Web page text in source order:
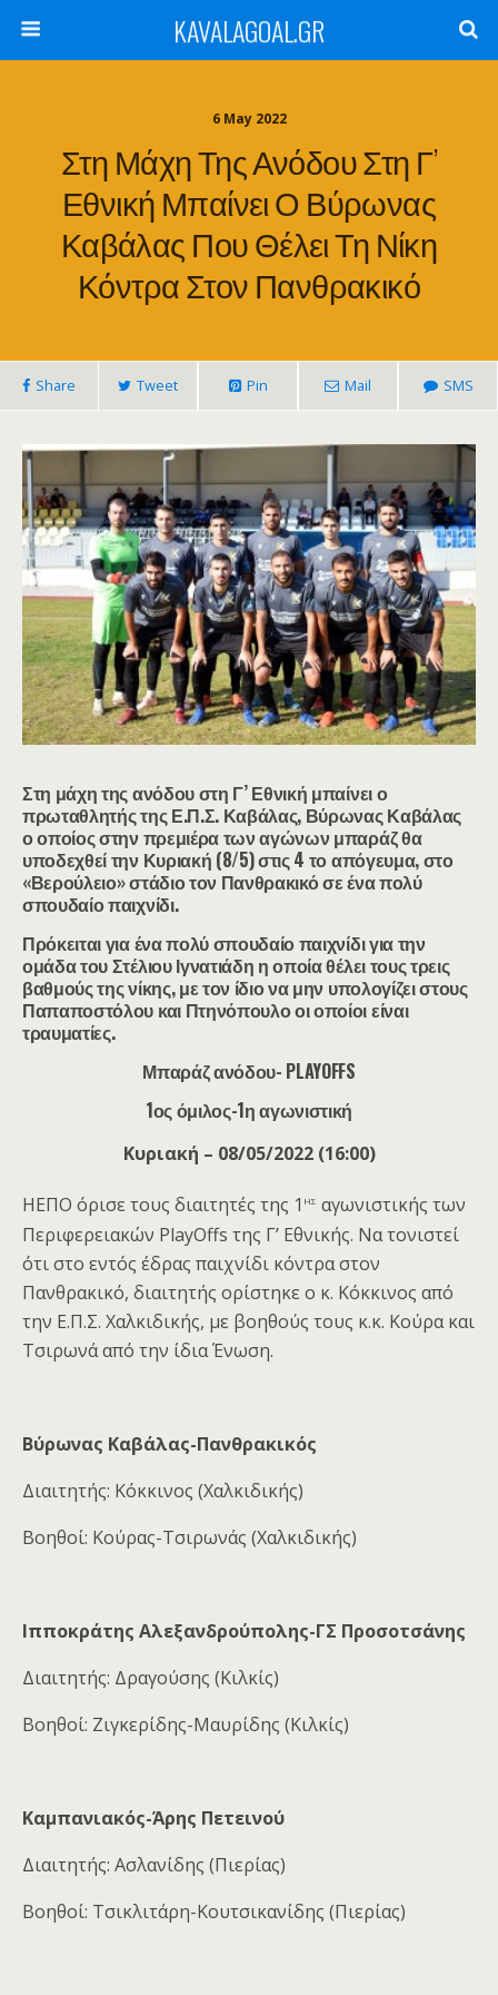
KAVALAGOAL.GR
6 May 2022
Στη Μάχη Της Ανόδου Στη Γ’
Εθνική Μπαίνει Ο Βύρωνας
Καβάλας Που Θέλει Τη Νίκη
Κόντρα Στον Πανθρακικό
Share Tweet Pin Mail SMS
Στη μάχη της ανόδου στη Γ’ Εθνική μπαίνει ο
πρωταθλητής της Ε.Π.Σ. Καβάλας, Βύρωνας Καβάλας
ο οποίος στην πρεμιέρα των αγώνων μπαράζ θα
υποδεχθεί την Κυριακή (8/5) στις 4 το απόγευμα, στο
«Βερούλειο» στάδιο τον Πανθρακικό σε ένα πολύ
σπουδαίο παιχνίδι.
Πρόκειται για ένα πολύ σπουδαίο παιχνίδι για την
ομάδα του Στέλιου Ιγνατιάδη η οποία θέλει τους τρεις
βαθμούς της νίκης, με τον ίδιο να μην υπολογίζει στους
Παπαποστόλου και Πτηνόπουλο οι οποίοι είναι
τραυματίες.
Μπαράζ ανόδου- PLAYOFFS
1ος όμιλος-1η αγωνιστική
Κυριακή – 08/05/2022 (16:00)
ΗΕΠΟ όρισε τους διαιτητές της 1 ης αγωνιστικής των
Περιφερειακών PlayOffs της Γ’ Εθνικής. Να τονιστεί
ότι στο εντός έδρας παιχνίδι κόντρα στον
Πανθρακικό, διαιτητής ορίστηκε ο κ. Κόκκινος από
την Ε.Π.Σ. Χαλκιδικής, με βοηθούς τους κ.κ. Κούρα και
Τσιρωνά από την ίδια Ένωση.
Βύρωνας Καβάλας-Πανθρακικός
Διαιτητής: Κόκκινος (Χαλκιδικής)
Βοηθοί: Κούρας-Τσιρωνάς (Χαλκιδικής)
Ιπποκράτης Αλεξανδρούπολης-ΓΣ Προσοτσάνης
Διαιτητής: Δραγούσης (Κιλκίς)
Βοηθοί: Ζιγκερίδης-Μαυρίδης (Κιλκίς)
Καμπανιακός-Άρης Πετεινού
Διαιτητής: Ασλανίδης (Πιερίας)
Βοηθοί: Τσικλιτάρη-Κουτσικανίδης (Πιερίας)